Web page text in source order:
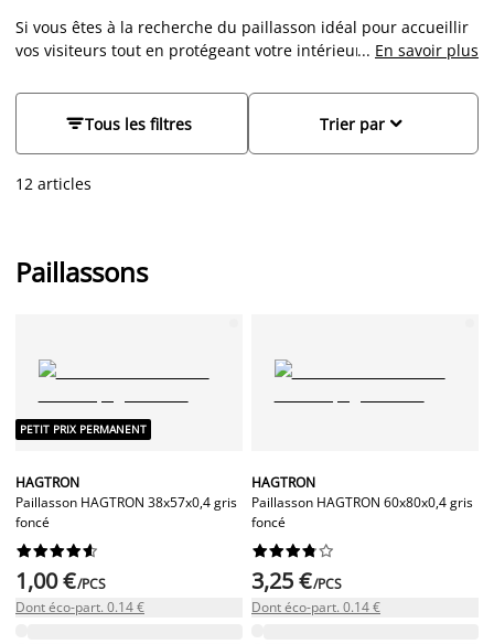
Si vous êtes à la recherche du paillasson idéal pour accueillir
vos visiteurs tout en protégeant votre intérieur, vous êtes au
sont plus qu'un simple élément décoratif. Ils jouent un rôle
clé pour conserver la propreté de votre espace de vie, en
... En savoir plus
Tous les filtres 
Trier par
12 articles
Paillassons
PETIT PRIX PERMANENT
HAGTRON
Paillasson HAGTRON 38x57x0,4 gris
foncé






1,00 €/PCS
Dont éco-part. 0.14 €
HAGTRON
Paillasson HAGTRON 60x80x0,4 gris
foncé






3,25 €/PCS
Dont éco-part. 0.14 €